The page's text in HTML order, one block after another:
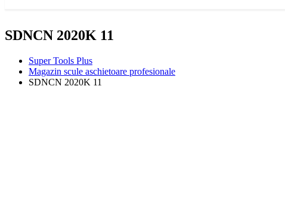
SDNCN 2020K 11
Super Tools Plus
Magazin scule aschietoare profesionale
SDNCN 2020K 11